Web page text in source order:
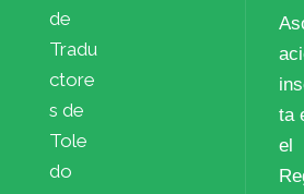
de
Tradu
ctore
s de
Tole
do
ta
el